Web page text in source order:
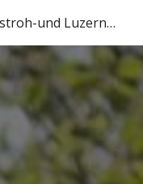
Heu-, Haferstroh-und Luzernepellets